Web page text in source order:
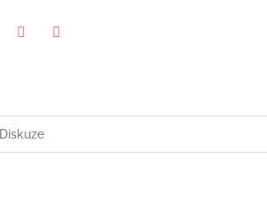
Diskuze